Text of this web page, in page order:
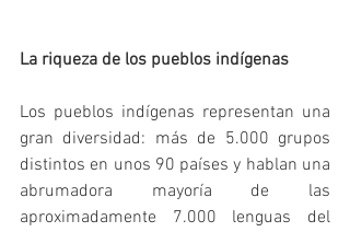
La riqueza de los pueblos indígenas
Los pueblos indígenas representan una
gran diversidad: más de 5.000 grupos
distintos en unos 90 países y hablan una
abrumadora mayoría de las
aproximadamente 7.000 lenguas del